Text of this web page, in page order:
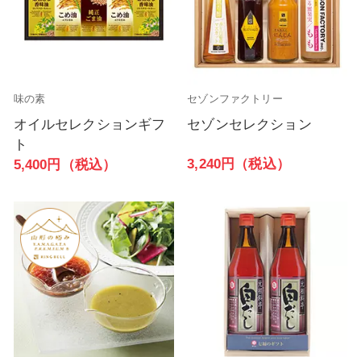
味の素
オイルセレクションギフ
ト
5,400円（税込）
セゾンファクトリー
セゾンセレクション
3,240円（税込）